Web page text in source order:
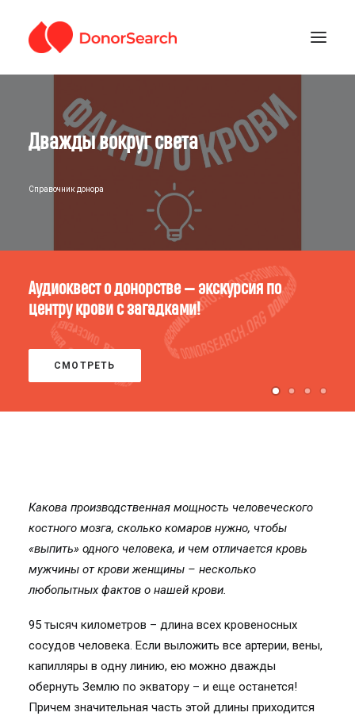
ЗАРЕГИСТРИРОВАТЬСЯ
ГДЕ СДАТЬ КРОВЬ
Дважды вокруг света
Справочник донора
Аудиоквест о донорстве — экскурсия по
центру крови с загадками!
СМОТРЕТЬ
Какова производственная мощность человеческого
костного мозга, сколько комаров нужно, чтобы
«выпить» одного человека, и чем отличается кровь
мужчины от крови женщины – несколько
любопытных фактов о нашей крови.
95 тысяч километров – длина всех кровеносных
сосудов человека. Если выложить все артерии, вены,
капилляры в одну линию, ею можно дважды
обернуть Землю по экватору – и еще останется!
Причем значительная часть этой длины приходится